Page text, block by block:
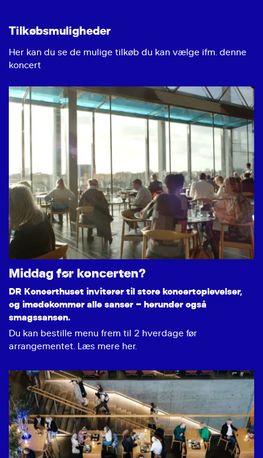
Tilkøbsmuligheder
Her kan du se de mulige tilkøb du kan vælge ifm. denne
koncert
Middag før koncerten?
DR Koncerthuset inviterer til store koncertoplevelser,
og imødekommer alle sanser – herunder også
smagssansen.
Du kan bestille menu frem til 2 hverdage før
arrangementet. Læs mere her.